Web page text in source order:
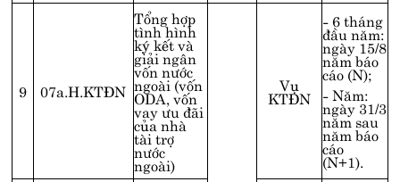
9 07a.H.KTĐN
Tổng hợp
tình hình
ký kết và
giải ngân
vốn nước
ngoài (vốn
ODA, vốn
vay ưu đãi
của nhà
tài trợ
nước
ngoài)
Vụ
KTĐN
- 6 tháng
đầu năm:
ngày 15/8
năm báo
cáo (N);
- Năm:
ngày 31/3
năm sau
năm báo
cáo
(N+1).